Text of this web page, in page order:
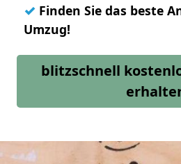
✓ Finden Sie das beste
Umzug!
blitzschnell